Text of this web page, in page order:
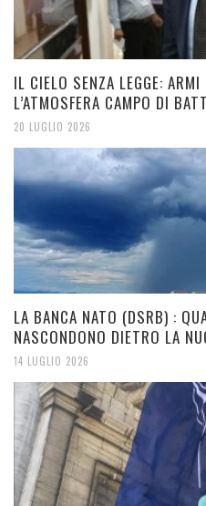
IL CIELO SENZA LEGGE:
L’ATMOSFERA CAMPO DI
20 LUGLIO 2026
LA BANCA NATO (DSRB) :
NASCONDONO DIETRO LA
14 LUGLIO 2026